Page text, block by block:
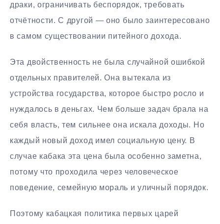
драки, ограничивать беспорядок, требовать
отчётности. С другой — оно было заинтересовано
в самом существовании питейного дохода.
Эта двойственность не была случайной ошибкой
отдельных правителей. Она вытекала из
устройства государства, которое быстро росло и
нуждалось в деньгах. Чем больше задач брала на
себя власть, тем сильнее она искала доходы. Но
каждый новый доход имел социальную цену. В
случае кабака эта цена была особенно заметна,
потому что проходила через человеческое
поведение, семейную мораль и уличный порядок.
Поэтому кабацкая политика первых царей